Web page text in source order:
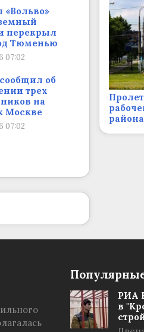
«Вольво»
перекрыл
Тюменью
07:02
об
трех
на
Москве
07:02
района
РИА
в